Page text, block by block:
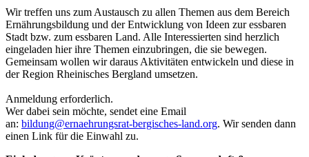
Wir treffen uns zum Austausch zu allen Themen aus dem Bereich
Ernährungsbildung und der Entwicklung von Ideen zur essbaren
Stadt bzw. zum essbaren Land. Alle Interessierten sind herzlich
eingeladen hier ihre Themen einzubringen, die sie bewegen.
Gemeinsam wollen wir daraus Aktivitäten entwickeln und diese in
der Region Rheinisches Bergland umsetzen.
Anmeldung erforderlich.
Wer dabei sein möchte, sendet eine Email
an: bildung@ernaehrungsrat-bergisches-land.org. Wir senden dann
einen Link für die Einwahl zu.